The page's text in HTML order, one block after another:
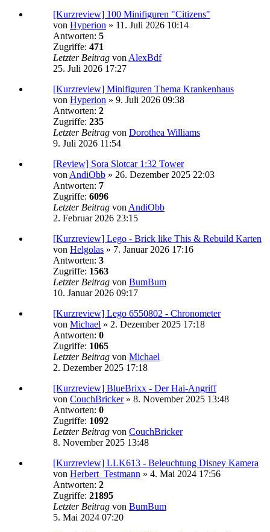
[Kurzreview] 100 Minifiguren "Citizens"
von Hyperion » 11. Juli 2026 10:14
Antworten: 5
Zugriffe: 471
Letzter Beitrag von AlexBdf
25. Juli 2026 17:27
[Kurzreview] Minifiguren Thema Krankenhaus
von Hyperion » 9. Juli 2026 09:38
Antworten: 2
Zugriffe: 235
Letzter Beitrag von Dorothea Williams
9. Juli 2026 11:54
[Review] Sora Slotcar 1:32 Tower
von AndiObb » 26. Dezember 2025 22:03
Antworten: 7
Zugriffe: 6096
Letzter Beitrag von AndiObb
2. Februar 2026 23:15
[Kurzreview] Lego - Brick like This & Rebuild Karten
von Helgolas » 7. Januar 2026 17:16
Antworten: 3
Zugriffe: 1563
Letzter Beitrag von BumBum
10. Januar 2026 09:17
[Kurzreview] Lego 6550802 - Chronometer
von Michael » 2. Dezember 2025 17:18
Antworten: 0
Zugriffe: 1065
Letzter Beitrag von Michael
2. Dezember 2025 17:18
[Kurzreview] BlueBrixx - Der Hai-Angriff
von CouchBricker» 8. November 2025 13:48
Antworten: 0
Zugriffe: 1092
Letzter Beitrag von CouchBricker
8. November 2025 13:48
[Kurzreview] LLK613 - Beleuchtung Disney Kamera
von Herbert_Testmann » 4. Mai 2024 17:56
Antworten: 2
Zugriffe: 21895
Letzter Beitrag von BumBum
5. Mai 2024 07:20